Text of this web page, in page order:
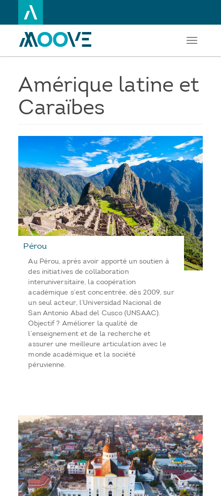
au
principal
Toggle
Amérique latine et
Caraïbes
Pérou
Au Pérou, après avoir apporté un soutien à
des initiatives de collaboration
interuniversitaire, la coopération
académique s’est concentrée, dès 2009, sur
un seul acteur, l’Universidad Nacional de
San Antonio Abad del Cusco (UNSAAC).
Objectif ? Améliorer la qualité de
l’enseignement et de la recherche et
assurer une meilleure articulation avec le
monde académique et la société
péruvienne.